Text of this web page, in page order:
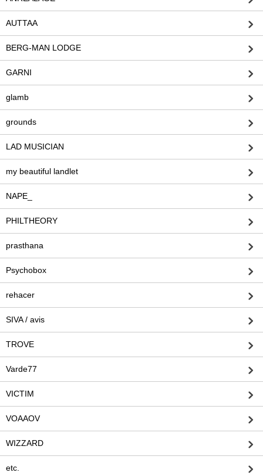
AUTTAA
BERG-MAN LODGE
GARNI
glamb
grounds
LAD MUSICIAN
my beautiful landlet
NAPE_
PHILTHEORY
prasthana
Psychobox
rehacer
SIVA / avis
TROVE
Varde77
VICTIM
VOAAOV
WIZZARD
etc.